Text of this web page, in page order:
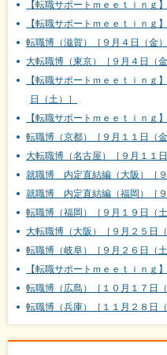
【転職サポートｍｅｅｔｉｎｇ
【転職サポートｍｅｅｔｉｎｇ
転職博（滋賀）［９月４日（金）
大転職博（東京）［９月４日（
【転職サポートｍｅｅｔｉｎｇ
日（土）］
【転職サポートｍｅｅｔｉｎｇ
転職博（京都）［９月１１日（
大転職博（名古屋）［９月１１
就職博 内定直結編（大阪）［９
就職博 内定直結編（福岡）［９
転職博（福岡）［９月１９日（土
大転職博（大阪）［９月２５日
転職博（岐阜）［９月２６日（土
【転職サポートｍｅｅｔｉｎｇ
転職博（広島）［１０月１７日（
転職博（兵庫）［１１月２８日（